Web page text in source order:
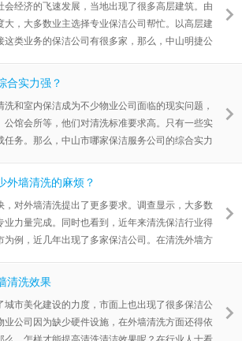
会经济的飞速发展，当地出现了很多高层建筑。由
大，大多数业主选择专业保洁公司帮忙。以高层建
这类业务的保洁公司有很多家，那么，中山明捷公
合实力强？
和室内保洁成为不少物业公司面临的现实问题，
公馆会所等，他们对清洗标准要求高。只有一些实
任务。那么，中山市哪家保洁服务公司的综合实力
外墙清洗的麻烦？
，对外墙清洗提出了更多要求。调查显示，大多数
业力量完成。同时也看到，近年来清洗保洁行业得
为例，近几年出现了多家保洁公司。在清洗外墙方
清洗效果
城市美化建设的力度，市面上也出现了很多保洁公
业公司因为缺少硬件设施，在外墙清洗方面还得依